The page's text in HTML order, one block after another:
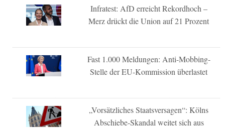
Infratest: AfD erreicht Rekordhoch –
Merz drückt die Union auf 21 Prozent
Fast 1.000 Meldungen: Anti-Mobbing-
Stelle der EU-Kommission überlastet
„Vorsätzliches Staatsversagen“: Kölns
Abschiebe-Skandal weitet sich aus